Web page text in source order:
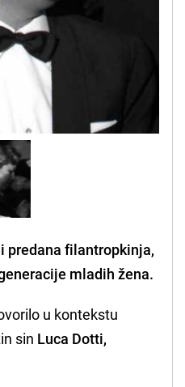
predana filantropkinja,
mladih žena.
u kontekstu
sin Luca Dotti,